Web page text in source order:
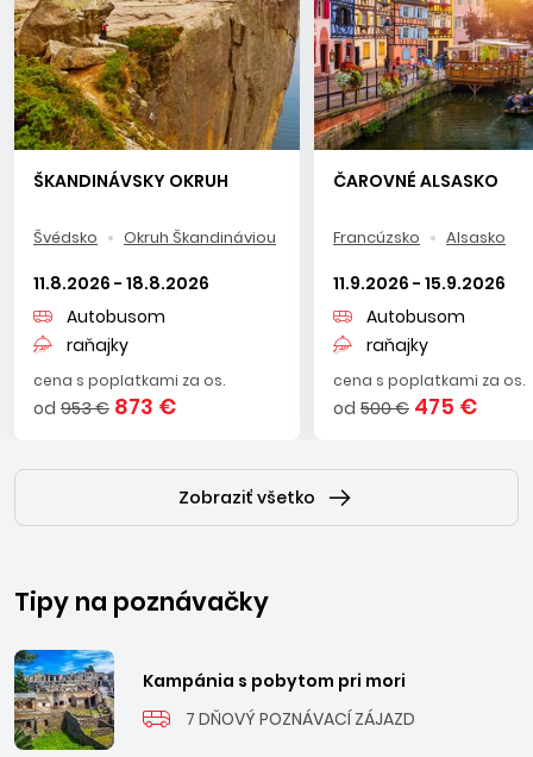
ŠKANDINÁVSKY OKRUH
Švédsko Okruh Škandináviou
11.8.2026 - 18.8.2026
Autobusom
raňajky
cena s poplatkami za os.
od 953 € 873 €
ČAROVNÉ ALSASKO
Francúzsko Alsasko
11.9.2026 - 15.9.2026
Autobusom
raňajky
cena s poplatkami za os.
od 500 € 475 €
Zobraziť všetko
Tipy na poznávačky
Kampánia s pobytom pri mori
7 DŇOVÝ POZNÁVACÍ ZÁJAZD